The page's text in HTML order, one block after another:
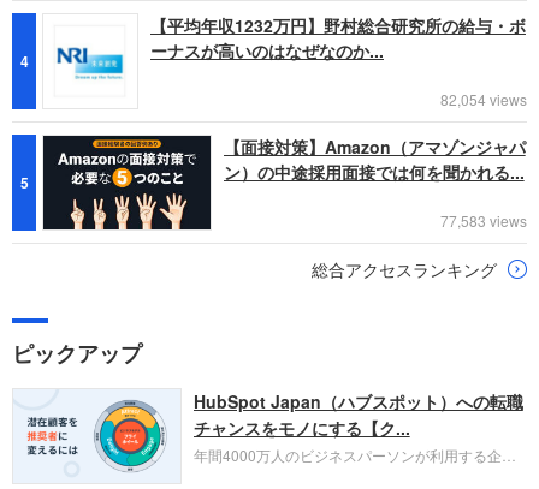
4
【平均年収1232万円】野村総合研究所の給与・ボ
ーナスが高いのはなぜなのか...
82,054 views
5
【面接対策】Amazon（アマゾンジャパ
ン）の中途採用面接では何を聞かれる...
77,583 views
総合アクセスランキング
ピックアップ
HubSpot Japan（ハブスポット）への転職
チャンスをモノにする【ク...
年間4000万人のビジネスパーソンが利用する企業